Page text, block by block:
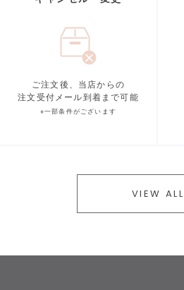
ご注文後、当店からの
注文受付メール到着まで可能
※一部条件がございます
VIEW ALL